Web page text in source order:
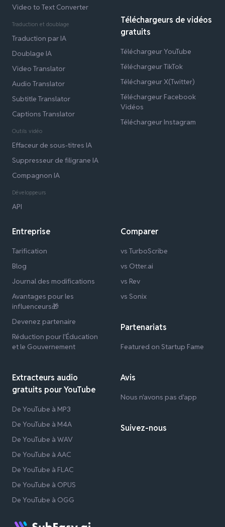
Video to Text Converter
Traduction et doublage
Traduction par IA
Doublage IA
Video Translator
Audio Translator
Subtitle Translator
Captions Translator
Outils vidéo
Effaceur de sous-titres IA
Suppresseur de filigrane IA
Compagnon IA
Développeurs
API
Téléchargeurs de vidéos
gratuits
Téléchargeur YouTube
Téléchargeur TikTok
Téléchargeur X(Twitter)
Téléchargeur Facebook
Vidéos
Téléchargeur Instagram
Entreprise
Tarification
Blog
Journal des modifications
Avantages pour les
influenceurs🎁
Devenez partenaire
Réduction pour l'Éducation
et le Gouvernement
Extracteurs audio
gratuits pour YouTube
De YouTube à MP3
De YouTube à M4A
De YouTube à WAV
De YouTube à AAC
De YouTube à FLAC
De YouTube à OPUS
De YouTube à OGG
Comparer
vs TurboScribe
vs Otter.ai
vs Rev
vs Sonix
Partenariats
Featured on Startup Fame
Avis
Nous n'avons pas d'app
Suivez-nous